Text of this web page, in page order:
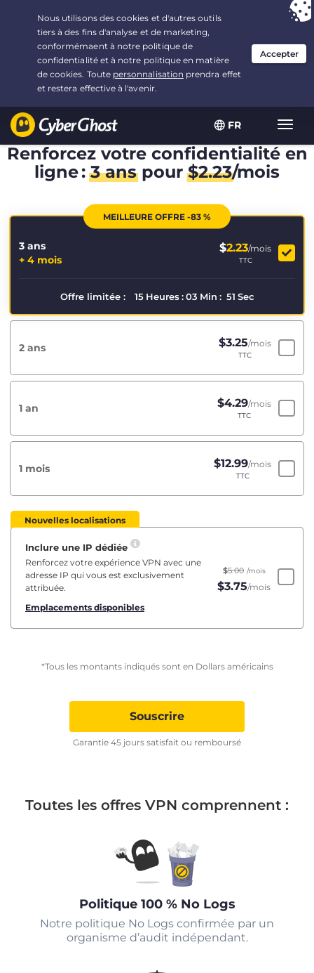
FR
Vous avez opté pour :L'offre la plus avantageuse
3.3333333333333 ans à $2.23/mois
Renforcez votre confidentialité en
ligne :3 anspour$2.23/mois
MEILLEURE OFFRE -83 %
3 ans
+ 4 mois
$2.23/mois
TTC
Offre limitée : 15 Heures : 03 Min : 50 Sec
2 ans $3.25/mois
TTC
1 an $4.29/mois
TTC
1 mois $12.99/mois
TTC
Nouvelles localisations
Inclure une IP dédiée
Renforcez votre expérience VPN avec une
adresse IP qui vous est exclusivement
attribuée.
Emplacements disponibles
$5.00 /mois
$3.75/mois
*Tous les montants indiqués sont en Dollars américains
Souscrire
Garantie 45 jours satisfait ou remboursé
Toutes les offres VPN comprennent :
Politique 100 % No Logs
Notre politique No Logs confirmée par un
organisme d’audit indépendant.